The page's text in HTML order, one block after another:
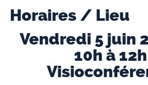
Horaires / Lieu
Vendredi 5 juin
10h à 12h